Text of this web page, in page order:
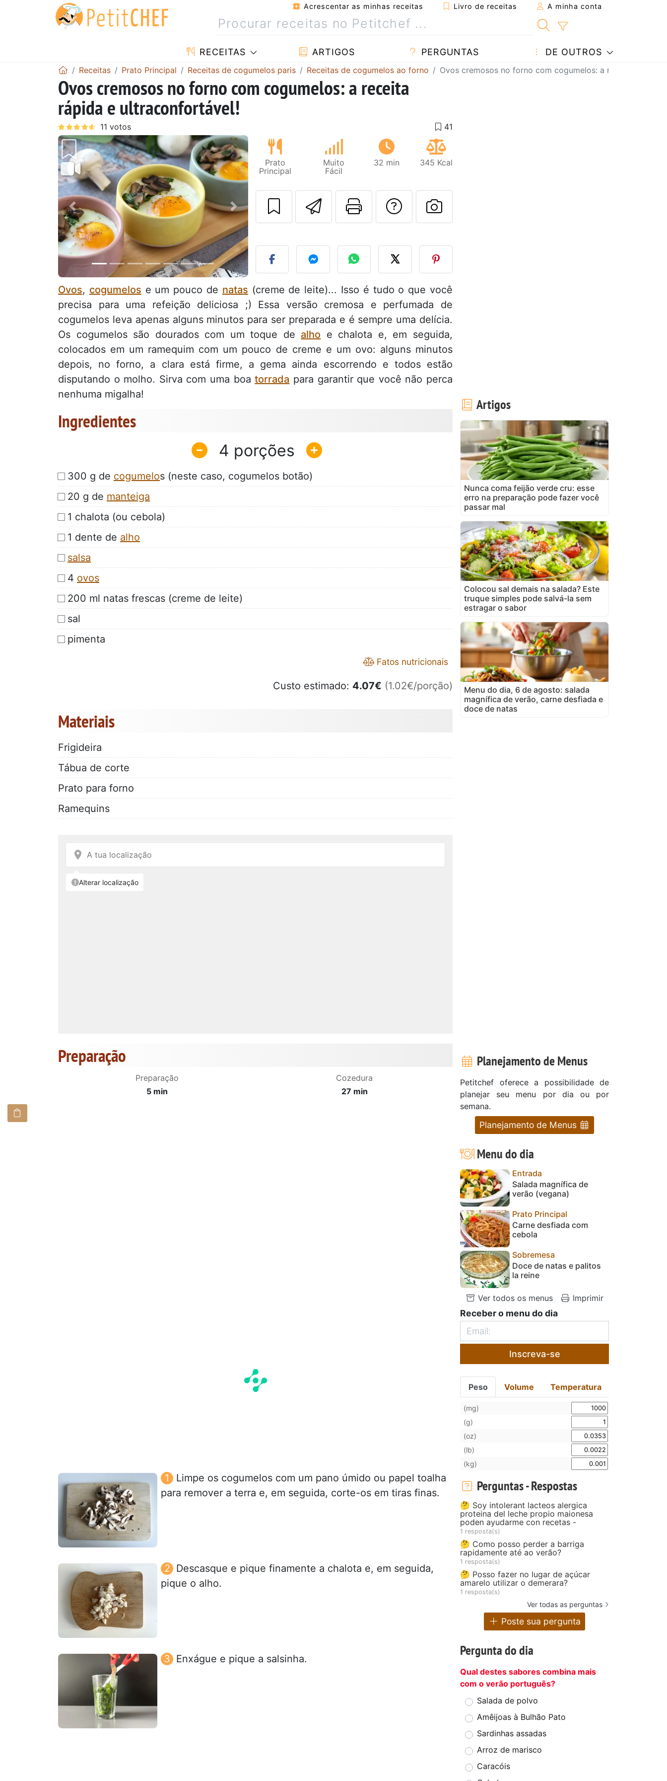
Acrescentar as minhas receitas Livro de receitas A minha conta
RECEITAS ARTIGOS PERGUNTAS DE OUTROS
Receitas Prato Principal Receitas de cogumelos paris Receitas de cogumelos ao forno Ovos cremosos no forno com cogumelos: a receita rápida
Ovos cremosos no forno com cogumelos: a receita
rápida e ultraconfortável!
Anterior Next
Prato
Principal
Muito
Fácil
32 min 345 Kcal
Enviar esta receita a um amigo
Imprima esta página
Falar com o autor da receita
Fez esta receita? Compartilhe
Ovos, cogumelos e um pouco de natas (creme de leite)... Isso é tudo o que você
precisa para uma refeição deliciosa ;) Essa versão cremosa e perfumada de
cogumelos leva apenas alguns minutos para ser preparada e é sempre uma delícia.
Os cogumelos são dourados com um toque de alho e chalota e, em seguida,
colocados em um ramequim com um pouco de creme e um ovo: alguns minutos
depois, no forno, a clara está firme, a gema ainda escorrendo e todos estão
disputando o molho. Sirva com uma boatorrada para garantir que você não perca
nenhuma migalha!
Ingredientes
4
300 g de cogumelos (neste caso, cogumelos botão)
20 g de manteiga
1 chalota (ou cebola)
1 dente de alho
salsa
4 ovos
200 ml natas frescas (creme de leite)
sal
pimenta
Fatos nutricionais
Custo estimado: 4.07€ (1.02€/porção)
Materiais
Frigideira
Tábua de corte
Prato para forno
Ramequins
Preparação
Preparação
5 min
Cozedura
27 min
Limpe os cogumelos com um pano úmido ou papel toalha
para remover a terra e, em seguida, corte-os em tiras finas.
Descasque e pique finamente a chalota e, em seguida,
pique o alho.
Enxágue e pique a salsinha.
Artigos
Nunca coma feijão verde cru: esse
erro na preparação pode fazer você
passar mal
Colocou sal demais na salada? Este
truque simples pode salvá-la sem
estragar o sabor
Menu do dia, 6 de agosto: salada
magnífica de verão, carne desfiada e
doce de natas
Planejamento de Menus
Petitchef oferece a possibilidade de
planejar seu menu por dia ou por
semana.
Planejamento de Menus
Menu do dia
Entrada
Salada magnífica de
verão (vegana)
Prato Principal
Carne desfiada com
cebola
Sobremesa
Doce de natas e palitos
la reine
Ver todos os menus Imprimir
Receber o menu do dia
Inscreva-se
Peso Volume Temperatura
(mg)
(g)
(oz)
(lb)
(kg)
Perguntas - Respostas
🤔 Soy intolerant lacteos alergica
proteina del leche propio maionesa
poden ayudarme con recetas -
1 resposta(s)
🤔 Como posso perder a barriga
rapidamente até ao verão?
1 resposta(s)
🤔 Posso fazer no lugar de açúcar
amarelo utilizar o demerara?
1 resposta(s)
Ver todas as perguntas
Poste sua pergunta
Pergunta do dia
Qual destes sabores combina mais
com o verão português?
Salada de polvo
Amêijoas à Bulhão Pato
Sardinhas assadas
Arroz de marisco
Caracóis